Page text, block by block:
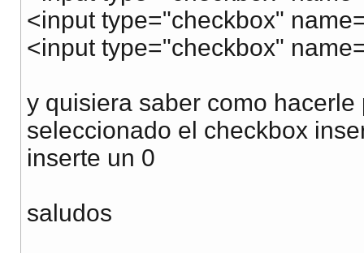
<input type="checkbox"
<input type="checkbox"
y quisiera saber como
seleccionado el checkbox
inserte un 0
saludos